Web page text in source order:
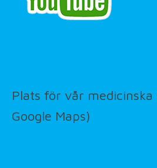
Plats för vår medicinska
Google Maps)